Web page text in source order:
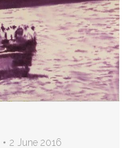
2 June 2016